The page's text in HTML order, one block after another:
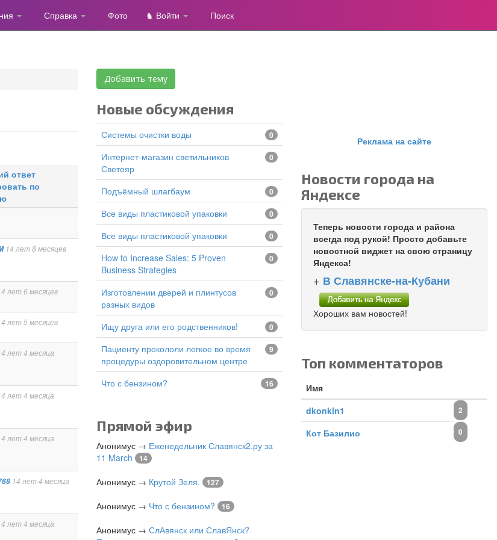
Справка Фото ♞ Войти Поиск
ответ
14 лет 8 месяцев
лет 6 месяцев
лет 5 месяцев
лет 4 месяца
лет 4 месяца
лет 4 месяца
14 лет 4 месяца
лет 4 месяца
Добавить тему
Новые обсуждения
Системы очистки воды 0
Интернет-магазин светильников
Светояр
0
подъёмный шлагбаум 0
все виды пластиковой упаковки 0
все виды пластиковой упаковки 0
How to Increase Sales: 5 Proven
Business Strategies
0
изготовлении дверей и плинтусов
разных видов
0
Ищу друга или его родственников! 0
Пациенту прокололи легкое во время
процедуры оздоровительном центре
9
Что с бензином? 16
Прямой эфир
Анонимус → Еженедельник Славянск2.ру за
11 March
14
Анонимус → Крутой Зеля. 127
Анонимус → Что с бензином? 16
Анонимус → СлАвянск или СлавЯнск?
Реклама на сайте
Новости города на
Яндексе
Теперь новости города и района
всегда под рукой! Просто добавьте
новостной виджет на свою страницу
Яндекса!
+ В Славянске-на-Кубани
Хороших вам новостей!
Топ комментаторов
Имя
dkonkin1
2
Кот Базилио 0